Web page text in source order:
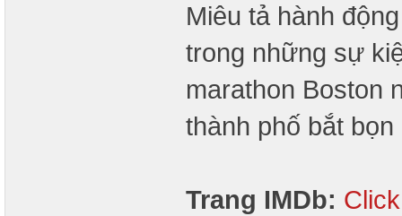
Miêu tả hành
trong những sự
marathon Boston
thành phố bắt
Trang IMDb: